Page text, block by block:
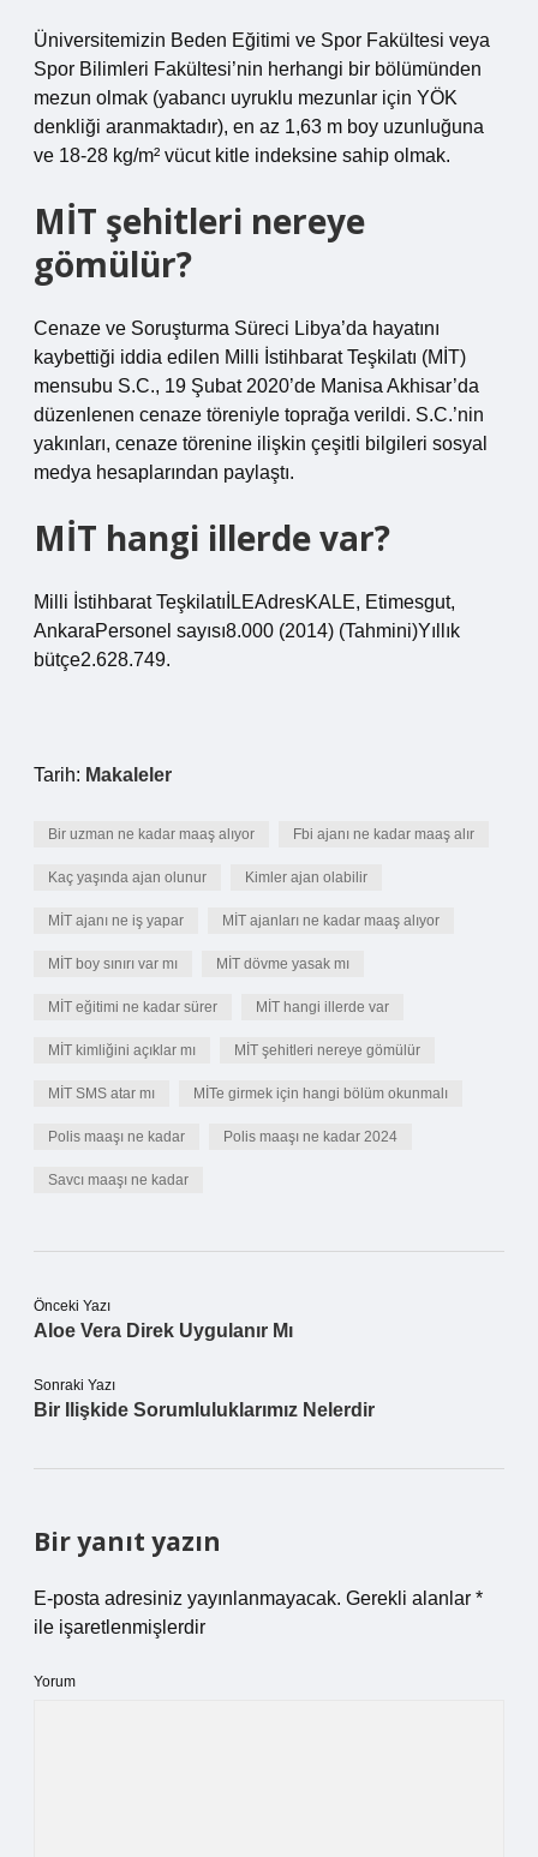
Üniversitemizin Beden Eğitimi ve Spor Fakültesi veya
Spor Bilimleri Fakültesi’nin herhangi bir bölümünden
mezun olmak (yabancı uyruklu mezunlar için YÖK
denkliği aranmaktadır), en az 1,63 m boy uzunluğuna
ve 18-28 kg/m² vücut kitle indeksine sahip olmak.
MİT şehitleri nereye
gömülür?
Cenaze ve Soruşturma Süreci Libya’da hayatını
kaybettiği iddia edilen Milli İstihbarat Teşkilatı (MİT)
mensubu S.C., 19 Şubat 2020’de Manisa Akhisar’da
düzenlenen cenaze töreniyle toprağa verildi. S.C.’nin
yakınları, cenaze törenine ilişkin çeşitli bilgileri sosyal
medya hesaplarından paylaştı.
MİT hangi illerde var?
Milli İstihbarat TeşkilatıİLEAdresKALE, Etimesgut,
AnkaraPersonel sayısı8.000 (2014) (Tahmini)Yıllık
bütçe2.628.749.
Tarih: Makaleler
Bir uzman ne kadar maaş alıyor Fbi ajanı ne kadar maaş alır
Kaç yaşında ajan olunur Kimler ajan olabilir
MİT ajanı ne iş yapar MİT ajanları ne kadar maaş alıyor
MİT boy sınırı var mı MİT dövme yasak mı
MİT eğitimi ne kadar sürer MİT hangi illerde var
MİT kimliğini açıklar mı MİT şehitleri nereye gömülür
MİT SMS atar mı MİTe girmek için hangi bölüm okunmalı
Polis maaşı ne kadar Polis maaşı ne kadar 2024
Savcı maaşı ne kadar
Önceki Yazı
Aloe Vera Direk Uygulanır Mı
Sonraki Yazı
Bir Ilişkide Sorumluluklarımız Nelerdir
Bir yanıt yazın
E-posta adresiniz yayınlanmayacak. Gerekli alanlar *
ile işaretlenmişlerdir
Yorum